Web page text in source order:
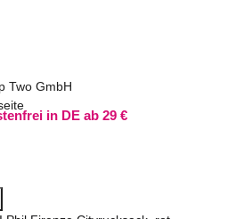
in DE ab 29 €